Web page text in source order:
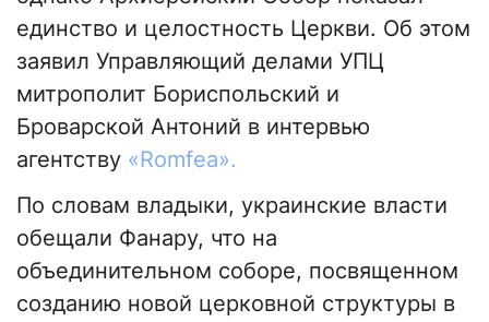
единство и целостность Церкви. Об этом
заявил Управляющий делами УПЦ
митрополит Бориспольский и
Броварской Антоний в интервью
агентству «Romfea».
По словам владыки, украинские власти
обещали Фанару, что на
объединительном соборе, посвященном
созданию новой церковной структуры в